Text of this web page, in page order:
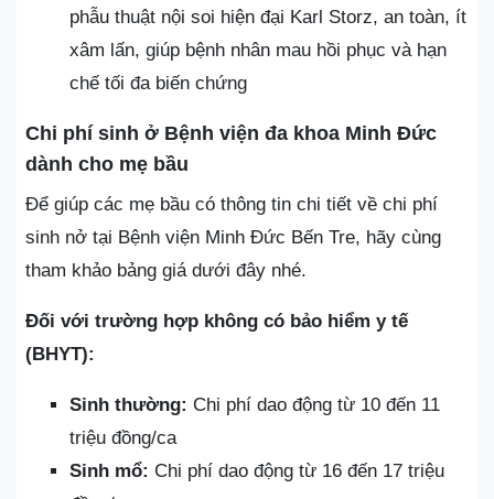
phẫu thuật nội soi hiện đại Karl Storz, an toàn, ít
xâm lấn, giúp bệnh nhân mau hồi phục và hạn
chế tối đa biến chứng
Chi phí sinh ở Bệnh viện đa khoa Minh Đức
dành cho mẹ bầu
Để giúp các mẹ bầu có thông tin chi tiết về chi phí
sinh nở tại Bệnh viện Minh Đức Bến Tre, hãy cùng
tham khảo bảng giá dưới đây nhé.
Đối với trường hợp không có bảo hiểm y tế
(BHYT):
Sinh thường: Chi phí dao động từ 10 đến 11
triệu đồng/ca
Sinh mổ: Chi phí dao động từ 16 đến 17 triệu